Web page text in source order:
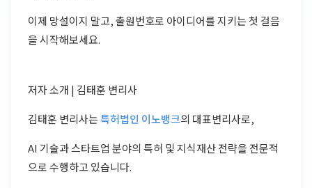
이제 망설이지 말고, 출원번호로 아이디어를 지키는 첫 걸음
을 시작해보세요.
저자 소개 | 김태훈 변리사
김태훈 변리사는특허법인 이노뱅크의 대표변리사로,
AI 기술과 스타트업 분야의 특허 및 지식재산 전략을 전문적
으로 수행하고 있습니다.